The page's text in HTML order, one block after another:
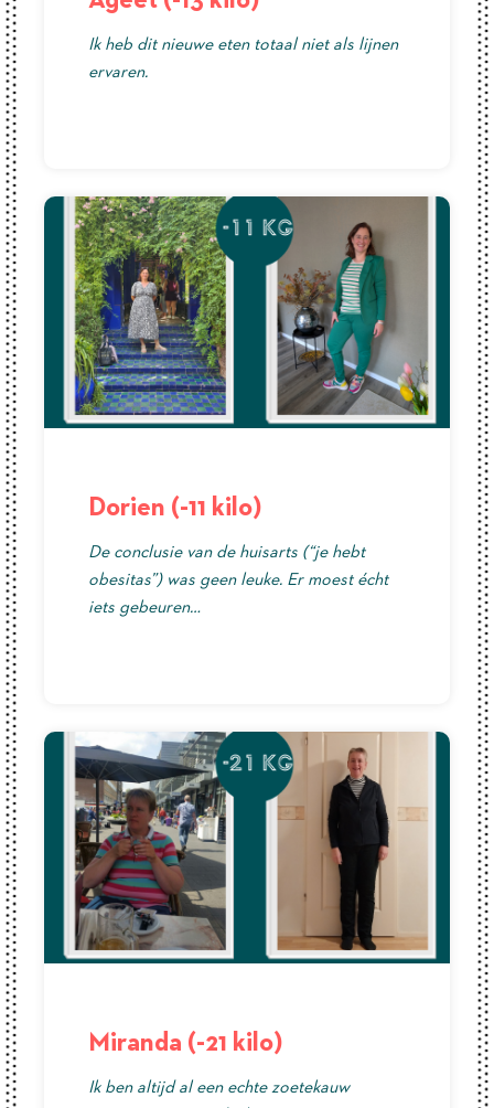
Ik heb dit nieuwe eten totaal niet als lijnen
ervaren.
Dorien (-11 kilo)
De conclusie van de huisarts (“je hebt
obesitas”) was geen leuke. Er moest écht
iets gebeuren…
Miranda (-21 kilo)
Ik ben altijd al een echte zoetekauw